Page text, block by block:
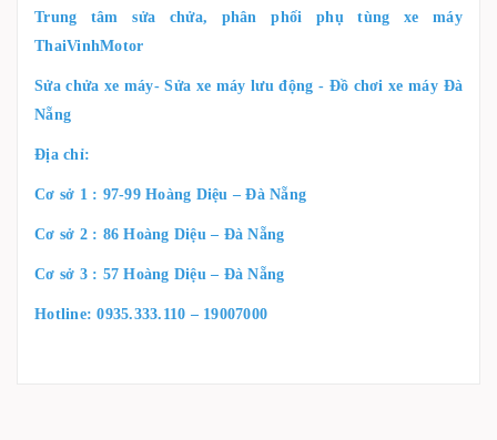
Trung tâm sửa chửa, phân phối phụ tùng xe máy
ThaiVinhMotor
Sửa chửa xe máy- Sửa xe máy lưu động - Đồ chơi xe máy Đà
Nẵng
Địa chỉ:
Cơ sở 1 : 97-99 Hoàng Diệu – Đà Nẵng
Cơ sở 2 : 86 Hoàng Diệu – Đà Nẵng
Cơ sở 3 : 57 Hoàng Diệu – Đà Nẵng
Hotline: 0935.333.110 – 19007000